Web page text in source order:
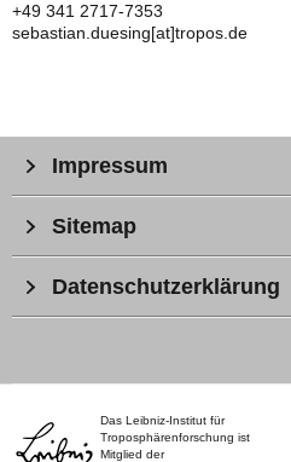
+49 341 2717-7353
sebastian.duesing[at]tropos.de
Das Leibniz-Institut für
Troposphärenforschung ist
Mitglied der
Impressum
Sitemap
Datenschutzerklärung